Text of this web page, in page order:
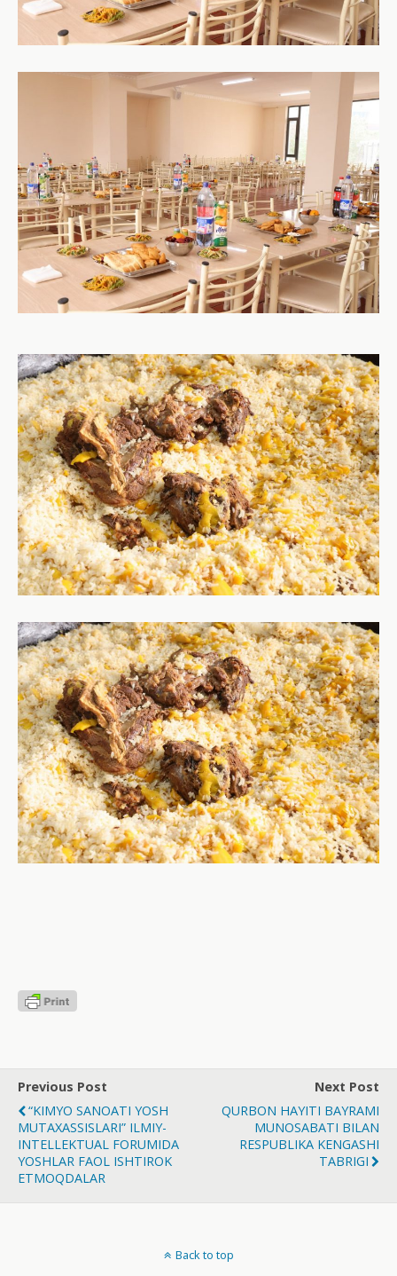
Previous Post
“KIMYO SANOATI YOSH
MUTAXASSISLARI” ILMIY-
INTELLEKTUAL FORUMIDA
YOSHLAR FAOL ISHTIROK
ETMOQDALAR
Next Post
QURBON HAYITI BAYRAMI
MUNOSABATI BILAN
RESPUBLIKA KENGASHI
TABRIGI
Back to top